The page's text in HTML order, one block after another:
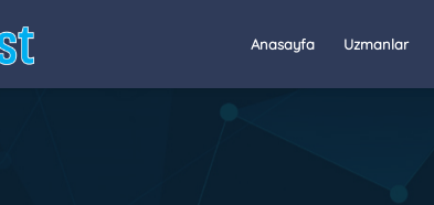
Anasayfa Uzmanlar